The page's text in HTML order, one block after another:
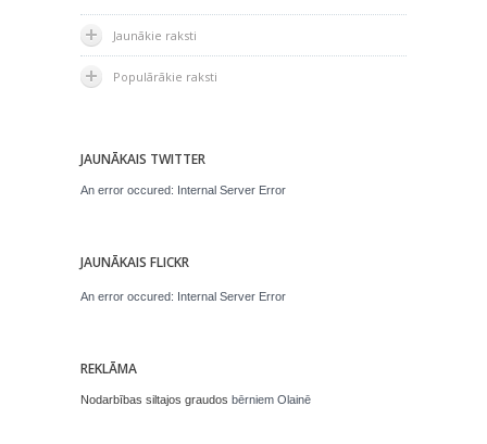
Jaunākie raksti
Populārākie raksti
JAUNĀKAIS TWITTER
An error occured: Internal Server Error
JAUNĀKAIS FLICKR
An error occured: Internal Server Error
REKLĀMA
Nodarbības siltajos graudos bērniem Olainē